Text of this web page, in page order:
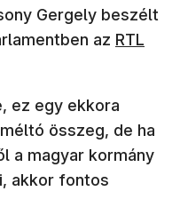
Gergely beszélt
az RTL
ez egy ekkora
összeg, de ha
a magyar kormány
akkor fontos